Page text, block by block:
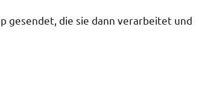
gesendet, die sie dann verarbeitet und